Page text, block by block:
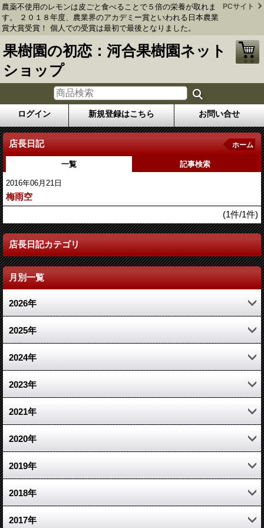
農薬不使用のレモンは皮ごと食べることで５倍の栄養が取れま
す。 ２０１８年度、農業界のアカデミー賞といわれる日本農業
賞大賞受賞！ 個人での受賞は最初で最後となりました。
PCサイト
果樹園の初恋：河合果樹園ネット
ショップ
ログイン 新規登録はこちら お問い合せ
店長日記 ホーム
一覧 記事検索
2016年06月21日
梅雨空
(1件/1件)
店長日記カテゴリ
月別一覧
2026年
4月 (1)
2月 (1)
1月 (1)
2025年
11月 (1)
3月 (1)
1月 (1)
2024年
10月 (1)
7月 (1)
3月 (2)
1月 (1)
2023年
12月 (2)
2021年
10月 (1)
6月 (1)
2月 (2)
2020年
10月 (1)
3月 (1)
2月 (1)
2019年
12月 (1)
4月 (1)
2018年
5月 (1)
2017年